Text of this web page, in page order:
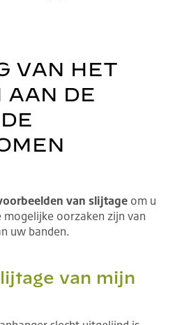
VAN HET
AAN DE
van slijtage om u
oorzaken zijn van
uw banden.
van mijn